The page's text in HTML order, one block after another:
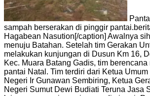
sampah berserakan di pinggir
Hagabean Nasution[/caption] Awalnya
menuju Batahan. Setelah tim Gerakan
melakukan kunjungan di Dusun Km 16,
Kec. Muara Batang Gadis, tim
pantai Natal. Tim terdiri dari Ketua
Negeri Ir Gunawan Sembiring, Ketua
Negeri Sumut Dewi Budiati Teruna Jasa